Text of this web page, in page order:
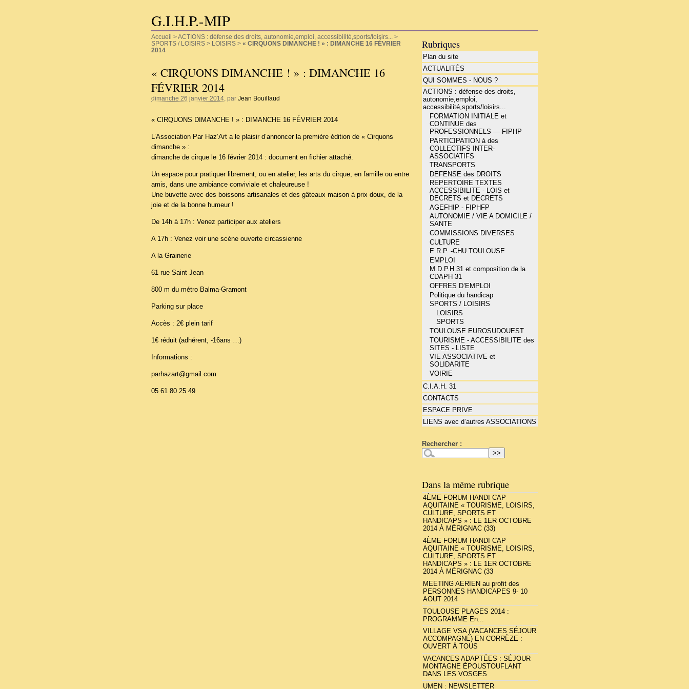
G.I.H.P.-MIP
Accueil >ACTIONS : défense des droits, autonomie,emploi, accessibilité,sports/loisirs...
>
SPORTS / LOISIRS > LOISIRS > « CIRQUONS DIMANCHE ! » : DIMANCHE 16 FÉVRIER
2014
« CIRQUONS DIMANCHE ! » : DIMANCHE 16
FÉVRIER 2014
dimanche 26 janvier 2014 , par Jean Bouillaud
« CIRQUONS DIMANCHE ! » : DIMANCHE 16 FÉVRIER 2014
L’Association Par Haz’Art a le plaisir d’annoncer la première édition de « Cirquons
dimanche » :
dimanche de cirque le 16 février 2014 : document en fichier attaché.
Un espace pour pratiquer librement, ou en atelier, les arts du cirque, en famille ou entre
amis, dans une ambiance conviviale et chaleureuse !
Une buvette avec des boissons artisanales et des gâteaux maison à prix doux, de la
joie et de la bonne humeur !
De 14h à 17h : Venez participer aux ateliers
A 17h : Venez voir une scène ouverte circassienne
A la Grainerie
61 rue Saint Jean
800 m du métro Balma-Gramont
Parking sur place
Accès : 2€ plein tarif
1€ réduit (adhérent, -16ans …)
Informations :
parhazart@gmail.com
05 61 80 25 49
Rubriques
Plan du site
ACTUALITÉS
QUI SOMMES - NOUS ?
ACTIONS : défense des droits,
autonomie,emploi,
accessibilité,sports/loisirs...
FORMATION INITIALE et
CONTINUE des
PROFESSIONNELS — FIPHP
PARTICIPATION à des
COLLECTIFS INTER-
ASSOCIATIFS
TRANSPORTS
DEFENSE des DROITS
REPERTOIRE TEXTES
ACCESSIBILITE - LOIS et
DECRETS et DECRETS
AGEFHIP - FIPHFP
AUTONOMIE / VIE A DOMICILE /
SANTE
COMMISSIONS DIVERSES
CULTURE
E.R.P. -CHU TOULOUSE
EMPLOI
M.D.P.H.31 et composition de la
CDAPH 31
OFFRES D’EMPLOI
Politique du handicap
SPORTS / LOISIRS
LOISIRS
SPORTS
TOULOUSE EUROSUDOUEST
TOURISME - ACCESSIBILITE des
SITES - LISTE
VIE ASSOCIATIVE et
SOLIDARITE
VOIRIE
C.I.A.H. 31
CONTACTS
ESPACE PRIVE
LIENS avec d’autres ASSOCIATIONS
Rechercher :
Dans la même rubrique
4ÈME FORUM HANDI CAP
AQUITAINE « TOURISME, LOISIRS,
CULTURE, SPORTS ET
HANDICAPS » : LE 1ER OCTOBRE
2014 À MÉRIGNAC (33)
4ÈME FORUM HANDI CAP
AQUITAINE « TOURISME, LOISIRS,
CULTURE, SPORTS ET
HANDICAPS » : LE 1ER OCTOBRE
2014 À MÉRIGNAC (33
MEETING AERIEN au profit des
PERSONNES HANDICAPES 9- 10
AOUT 2014
TOULOUSE PLAGES 2014 :
PROGRAMME En...
VILLAGE VSA (VACANCES SÉJOUR
ACCOMPAGNÉ) EN CORRÈZE :
OUVERT À TOUS
VACANCES ADAPTÉES : SÉJOUR
MONTAGNE ÉPOUSTOUFLANT
DANS LES VOSGES
UMEN : NEWSLETTER